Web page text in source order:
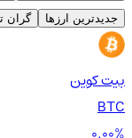
جدیدترین ارزها
گران
بیت کوین
BTC